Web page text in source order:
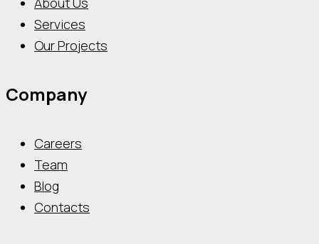
Services
Our Projects
Company
Careers
Team
Blog
Contacts